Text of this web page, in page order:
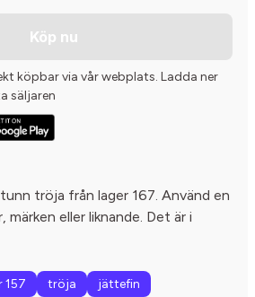
Köp nu
köpbar via vår webplats. Ladda ner
säljaren
tröja från lager 167. Använd en
märken eller liknande. Det är i
157 tröja jättefin